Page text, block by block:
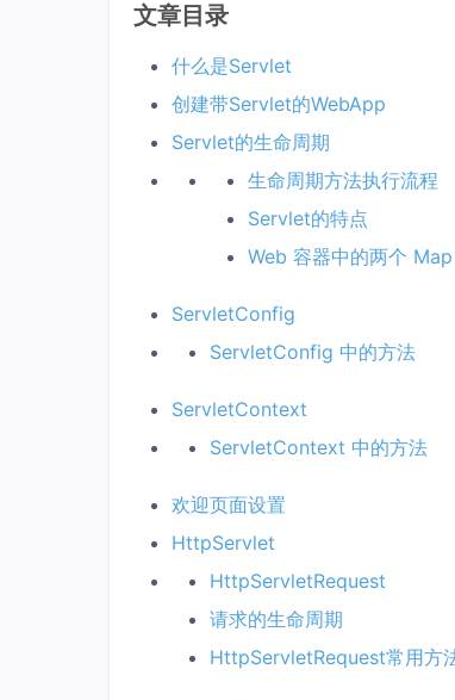
文章目录
什么是Servlet
创建带Servlet的WebApp
Servlet的生命周期
生命周期方法执行流程
Servlet的特点
Web 容器中的两个 Map
ServletConfig
ServletConfig 中的方法
ServletContext
ServletContext 中的方法
欢迎页面设置
HttpServlet
HttpServletRequest
请求的生命周期
HttpServletRequest常用方